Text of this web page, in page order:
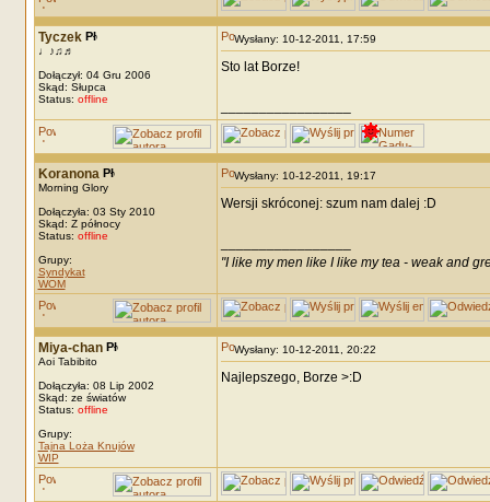
Tyczek
♩♪♫♬
Dołączył: 04 Gru 2006
Skąd: Słupca
Status: offline
Wysłany: 10-12-2011, 17:59
Sto lat Borze!
Koranona
Morning Glory
Dołączyła: 03 Sty 2010
Skąd: Z północy
Status: offline
Grupy:
Syndykat
WOM
Wysłany: 10-12-2011, 19:17
Wersji skróconej: szum nam dalej :D
"I like my men like I like my tea - weak and
Miya-chan
Aoi Tabibito
Dołączyła: 08 Lip 2002
Skąd: ze światów
Status: offline
Grupy:
Tajna Loża Knujów
WIP
Wysłany: 10-12-2011, 20:22
Najlepszego, Borze >:D